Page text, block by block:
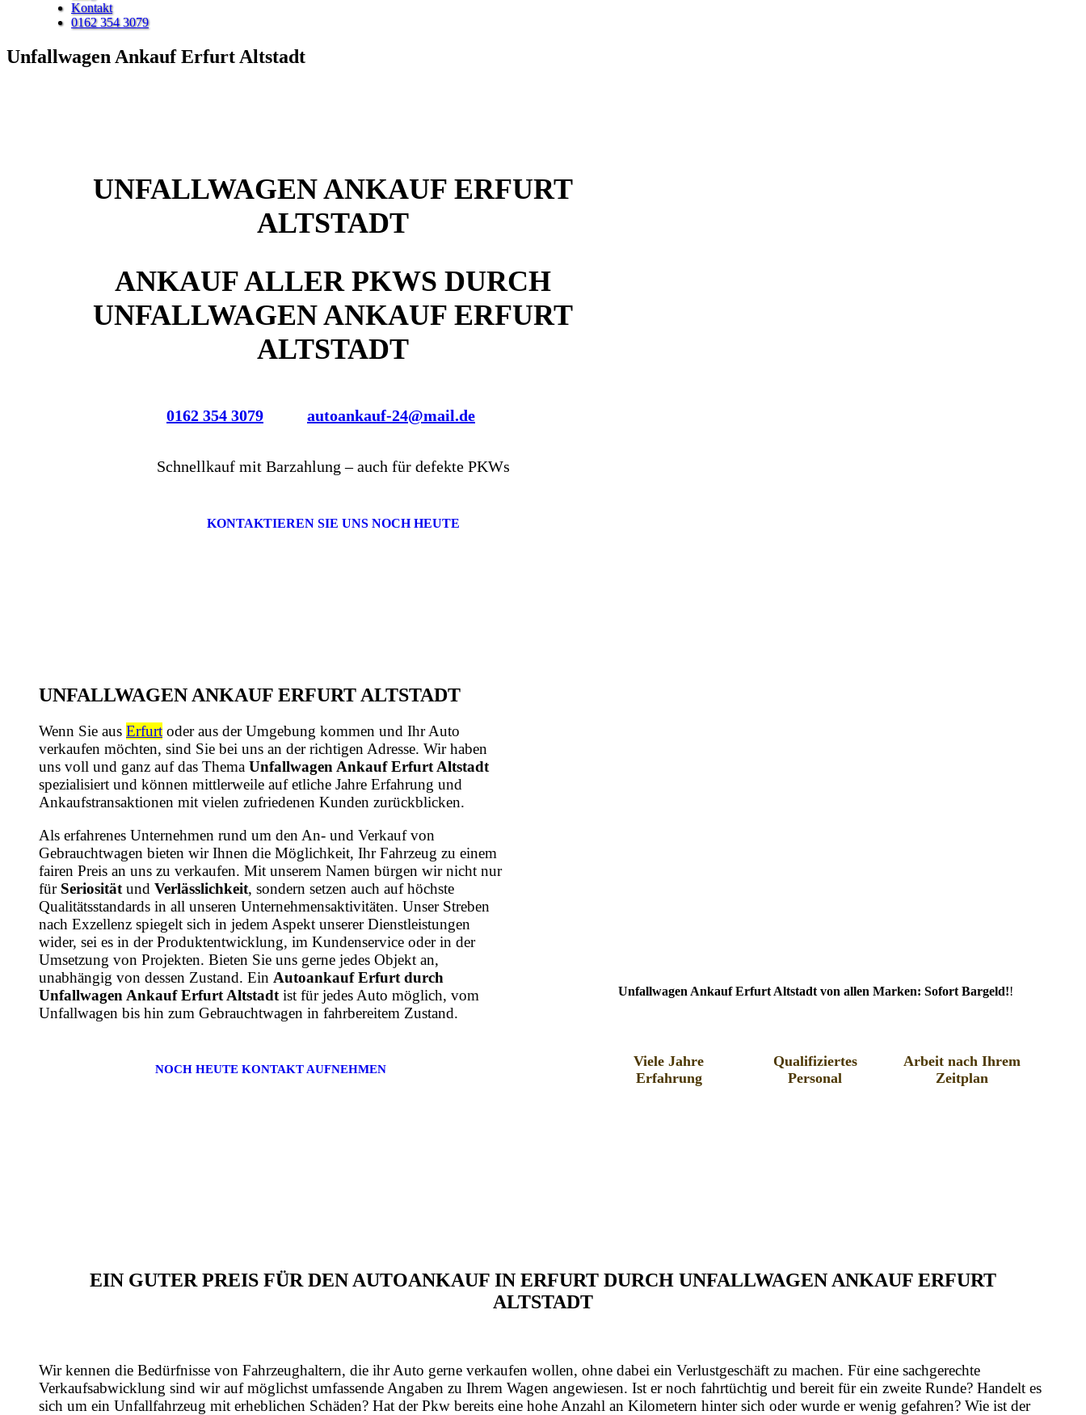
Kontakt
0162 354 3079
Unfallwagen Ankauf Erfurt Altstadt
UNFALLWAGEN ANKAUF ERFURT
ALTSTADT
ANKAUF ALLER PKWS DURCH
UNFALLWAGEN ANKAUF ERFURT
ALTSTADT
0162 354 3079 autoankauf-24@mail.de
Schnellkauf mit Barzahlung – auch für defekte PKWs
KONTAKTIEREN SIE UNS NOCH HEUTE
UNFALLWAGEN ANKAUF ERFURT ALTSTADT
Wenn Sie aus Erfurt oder aus der Umgebung kommen und Ihr Auto
verkaufen möchten, sind Sie bei uns an der richtigen Adresse. Wir haben
uns voll und ganz auf das Thema Unfallwagen Ankauf Erfurt Altstadt
spezialisiert und können mittlerweile auf etliche Jahre Erfahrung und
Ankaufstransaktionen mit vielen zufriedenen Kunden zurückblicken.
Als erfahrenes Unternehmen rund um den An- und Verkauf von
Gebrauchtwagen bieten wir Ihnen die Möglichkeit, Ihr Fahrzeug zu einem
fairen Preis an uns zu verkaufen. Mit unserem Namen bürgen wir nicht nur
für Seriosität und Verlässlichkeit, sondern setzen auch auf höchste
Qualitätsstandards in all unseren Unternehmensaktivitäten. Unser Streben
nach Exzellenz spiegelt sich in jedem Aspekt unserer Dienstleistungen
wider, sei es in der Produktentwicklung, im Kundenservice oder in der
Umsetzung von Projekten. Bieten Sie uns gerne jedes Objekt an,
unabhängig von dessen Zustand. Ein Autoankauf Erfurt durch
Unfallwagen Ankauf Erfurt Altstadt ist für jedes Auto möglich, vom
Unfallwagen bis hin zum Gebrauchtwagen in fahrbereitem Zustand.
NOCH HEUTE KONTAKT AUFNEHMEN
Unfallwagen Ankauf Erfurt Altstadt von allen Marken: Sofort Bargeld!!
Viele Jahre
Erfahrung
Qualifiziertes
Personal
Arbeit nach Ihrem
Zeitplan
EIN GUTER PREIS FÜR DEN AUTOANKAUF IN ERFURT DURCH UNFALLWAGEN ANKAUF ERFURT
ALTSTADT
Wir kennen die Bedürfnisse von Fahrzeughaltern, die ihr Auto gerne verkaufen wollen, ohne dabei ein Verlustgeschäft zu machen. Für eine sachgerechte
Verkaufsabwicklung sind wir auf möglichst umfassende Angaben zu Ihrem Wagen angewiesen. Ist er noch fahrtüchtig und bereit für ein zweite Runde? Handelt es
sich um ein Unfallfahrzeug mit erheblichen Schäden? Hat der Pkw bereits eine hohe Anzahl an Kilometern hinter sich oder wurde er wenig gefahren? Wie ist der